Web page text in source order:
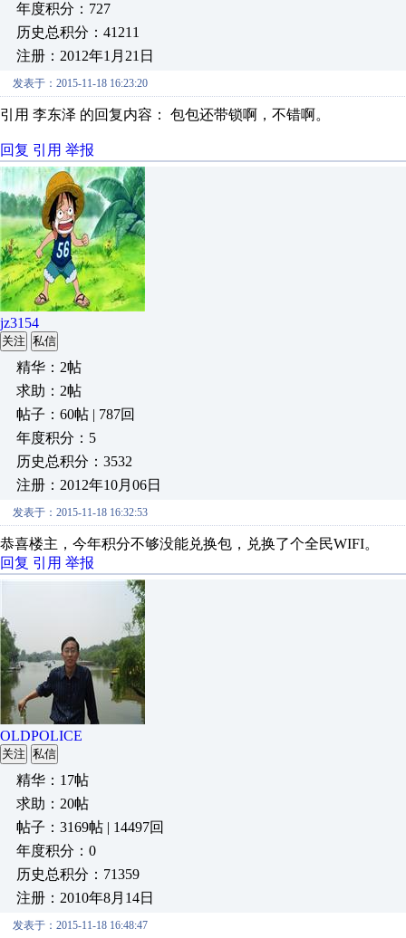
年度积分：727
历史总积分：41211
注册：2012年1月21日
发表于：2015-11-18 16:23:20
引用 李东泽 的回复内容： 包包还带锁啊，不错啊。
回复 引用 举报
jz3154
关注 私信
精华：2帖
求助：2帖
帖子：60帖 | 787回
年度积分：5
历史总积分：3532
注册：2012年10月06日
发表于：2015-11-18 16:32:53
恭喜楼主，今年积分不够没能兑换包，兑换了个全民WIFI。
回复 引用 举报
OLDPOLICE
关注 私信
精华：17帖
求助：20帖
帖子：3169帖 | 14497回
年度积分：0
历史总积分：71359
注册：2010年8月14日
发表于：2015-11-18 16:48:47